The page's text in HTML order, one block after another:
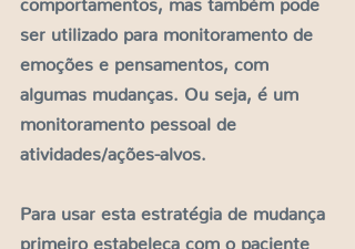
ser utilizado para monitoramento de
emoções e pensamentos, com
algumas mudanças. Ou seja, é um
monitoramento pessoal de
atividades/ações-alvos.
Para usar esta estratégia de mudança
primeiro estabeleça com o paciente